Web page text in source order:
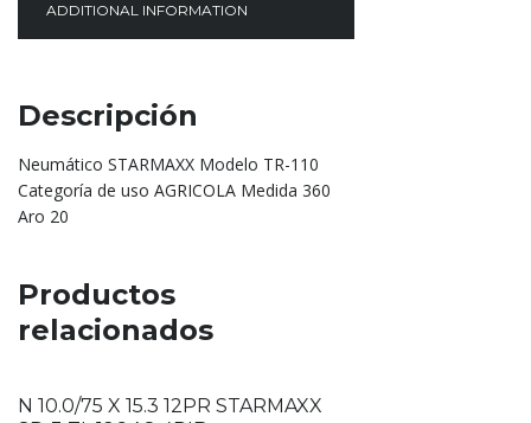
ADDITIONAL INFORMATION
Descripción
Neumático STARMAXX Modelo TR-110
Categoría de uso AGRICOLA Medida 360
Aro 20
Productos
relacionados
N 10.0/75 X 15.3 12PR STARMAXX